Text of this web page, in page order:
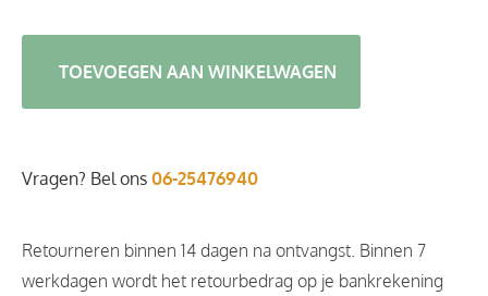
TOEVOEGEN AAN WINKELWAGEN
Vragen? Bel ons 06-25476940
Retourneren binnen 14 dagen na ontvangst. Binnen 7
werkdagen wordt het retourbedrag op je bankrekening